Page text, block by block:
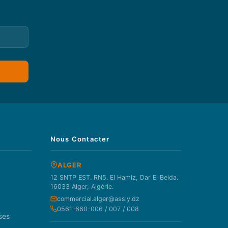
Nous Contacter
ALGER
12 SNTP EST. RN5. El Hamiz, Dar El Beida.
16033 Alger, Algérie.
commercial.alger@assly.dz
0561-660-006 / 007 / 008